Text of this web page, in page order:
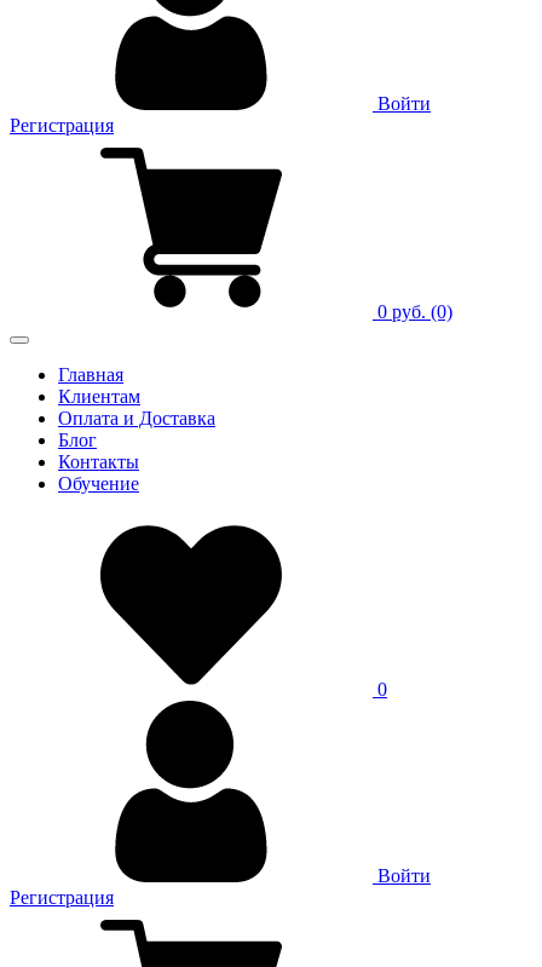
Войти
Регистрация
0 руб. (0)
Главная
Клиентам
Оплата и Доставка
Блог
Контакты
Обучение
0
Войти
Регистрация